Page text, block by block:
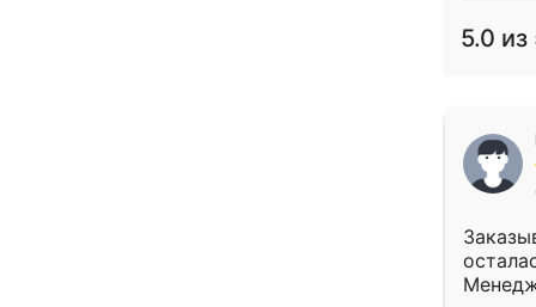
5.0 из